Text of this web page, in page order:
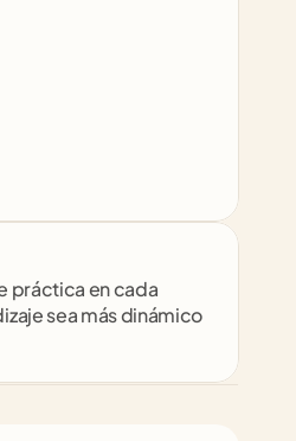
práctica en cada
sea más dinámico